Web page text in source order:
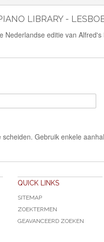
LIBRARY -
Nederlandse editie van
Gebruik enkele
QUICK LINKS
SITEMAP
ZOEKTERMEN
GEAVANCEERD ZOEKEN